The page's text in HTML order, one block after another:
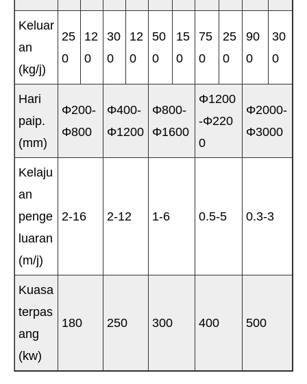
Keluar
an
(kg/j)
25
0
12
0
30
0
12
0
50
0
15
0
75
0
25
0
90
0
30
0
Hari
paip.
(mm)
Φ200-
Φ800
Φ400-
Φ1200
Φ800-
Φ1600
Φ1200
-Φ220
0
Φ2000-
Φ3000
Kelaju
an
penge
luaran
(m/j)
2-16 2-12 1-6 0.5-5 0.3-3
Kuasa
terpas
ang
(kw)
180 250 300 400 500